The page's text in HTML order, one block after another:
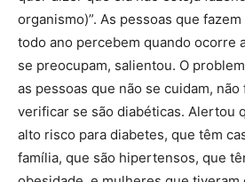
organismo)”. As pessoas que
todo ano percebem quando ocorre
se preocupam, salientou. O
as pessoas que não se cuidam, não
verificar se são diabéticas. Alertou
alto risco para diabetes, que têm
família, que são hipertensos, que